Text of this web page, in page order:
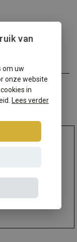
Alfa Romeo
van
om uw
onze website
in
Lees verder